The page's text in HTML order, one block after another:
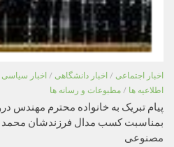
اخبار اجتماعی / اخبار دانشگاهی / اخبار سیاسی
اطلاعیه ها / مطبوعات و رسانه ها
پیام تبریک به خانواده محترم
بمناسبت کسب مدال فرزندشان محمد
مصنوعی